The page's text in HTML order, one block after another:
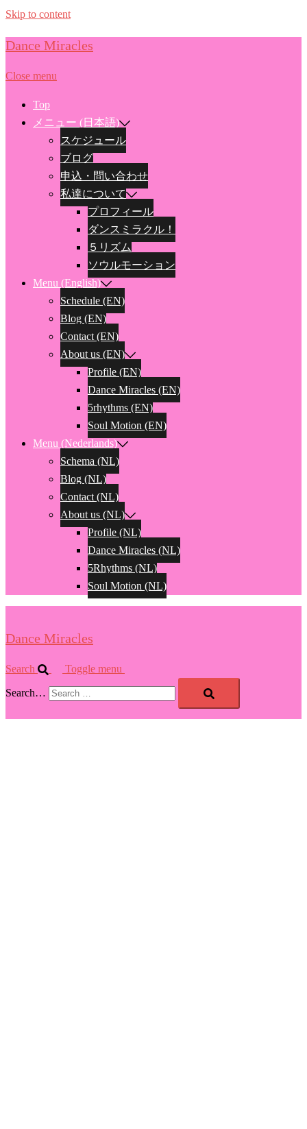
Skip to content
Dance Miracles
Close menu
Top
メニュー (日本語)
スケジュール
ブログ
申込・問い合わせ
私達について
プロフィール
ダンスミラクル！
５リズム
ソウルモーション
Menu (English)
Schedule (EN)
Blog (EN)
Contact (EN)
About us (EN)
Profile (EN)
Dance Miracles (EN)
5rhythms (EN)
Soul Motion (EN)
Menu (Nederlands)
Schema (NL)
Blog (NL)
Contact (NL)
About us (NL)
Profile (NL)
Dance Miracles (NL)
5Rhythms (NL)
Soul Motion (NL)
Dance Miracles
Search Toggle menu
Search…